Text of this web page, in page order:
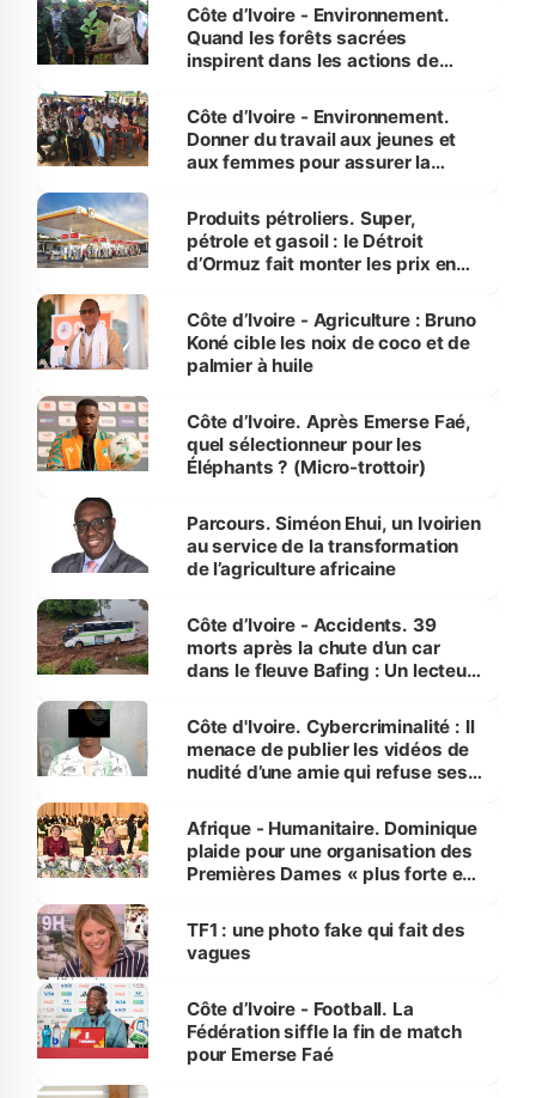
Côte d’Ivoire - Environnement.
Quand les forêts sacrées
inspirent dans les actions de
Côte d’Ivoire - Environnement.
Donner du travail aux jeunes et
aux femmes pour assurer la
menacées
Produits pétroliers. Super,
pétrole et gasoil : le Détroit
d’Ormuz fait monter les prix en
Côte d’Ivoire - Agriculture : Bruno
Koné cible les noix de coco et de
palmier à huile
Côte d’Ivoire. Après Emerse Faé,
quel sélectionneur pour les
Éléphants ? (Micro-trottoir)
Parcours. Siméon Ehui, un Ivoirien
au service de la transformation
de l’agriculture africaine
Côte d’Ivoire - Accidents. 39
morts après la chute d’un car
dans le fleuve Bafing : Un lecteur
des Transports
Côte d'Ivoire. Cybercriminalité : Il
menace de publier les vidéos de
nudité d’une amie qui refuse ses
Afrique - Humanitaire. Dominique
plaide pour une organisation des
Premières Dames « plus forte et
sur la scène internationale »
TF1 : une photo fake qui fait des
vagues
Côte d’Ivoire - Football. La
Fédération siffle la fin de match
pour Emerse Faé